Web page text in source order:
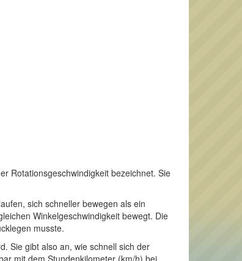
Rotationsgeschwindigkeit bezeichnet. Sie
sich schneller bewegen als ein
Winkelgeschwindigkeit bewegt. Die
musste.
Sie gibt also an, wie schnell sich der
mit dem Stundenkilometer (km/h) bei